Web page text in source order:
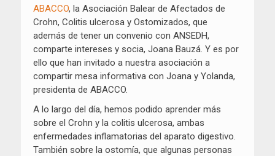
ABACCO, la Asociación Balear de Afectados de
Crohn, Colitis ulcerosa y Ostomizados, que
además de tener un convenio con ANSEDH,
comparte intereses y socia, Joana Bauzá. Y es por
ello que han invitado a nuestra asociación a
compartir mesa informativa con Joana y Yolanda,
presidenta de ABACCO.
A lo largo del día, hemos podido aprender más
sobre el Crohn y la colitis ulcerosa, ambas
enfermedades inflamatorias del aparato digestivo.
También sobre la ostomía, que algunas personas